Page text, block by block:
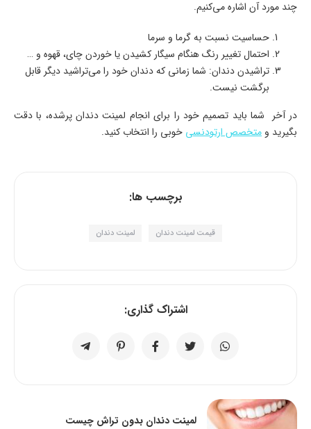
چند مورد آن اشاره می‌کنیم.
حساسیت نسبت به گرما و سرما
احتمال تغییر رنگ هنگام سیگار کشیدن یا خوردن چای، قهوه و …
تراشیدن دندان: شما زمانی که دندان خود را می‌تراشید دیگر قابل
برگشت نیست.
در آخر شما باید تصمیم خود را برای انجام لمینت دندان پرشده، با دقت
بگیرید و متخصص ارتودنسی خوبی را انتخاب کنید.
برچسب ها:
قیمت لمینت دندان لمینت دندان
اشتراک گذاری:
لمینت دندان بدون تراش چیست